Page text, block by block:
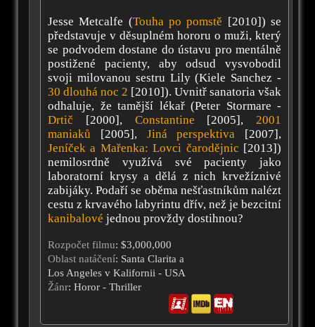
Jesse Metcalfe (Touha po pomstě [2010]) se
představuje v děsuplném hororu o muži, který
se podvodem dostane do ústavu pro mentálně
postižené pacienty, aby odsud vysvobodil
svoji milovanou sestru Lily (Kiele Sanchez -
30 dlouhá noc 2 [2010]). Uvnitř sanatoria však
odhaluje, že tamější lékař (Peter Stormare -
Drtič [2000], Constantine [2005],2001
maniaků [2005], Jiná perspektiva [2007],
Jeníček a Mařenka: Lovci čarodějnic [2013])
nemilosrdně využívá své pacienty jako
laboratorní krysy a dělá z nich krvežíznivé
zabijáky. Podaří se oběma nešťastníkům nalézt
cestu z krvavého labyrintu dřív, než je bezcitní
kanibalové jednou provždy dostihnou?
Rozpočet filmu: $3,000,000
Oblast natáčení: Santa Clarita a
Los Angeles v Kalifornii - USA
Žánr: Horor - Thriller